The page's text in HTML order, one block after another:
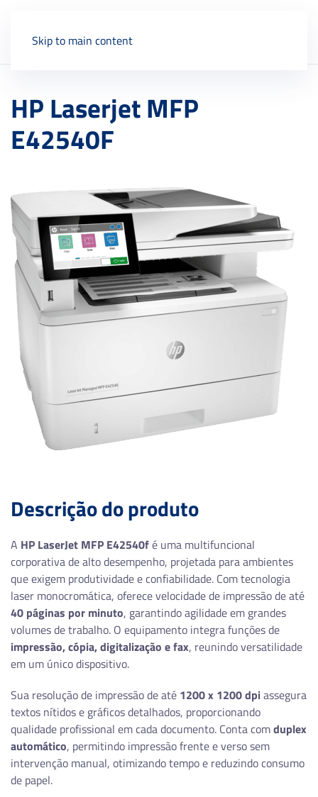
Skip to main content
HP Laserjet MFP
E42540F
Descrição do produto
A HP LaserJet MFP E42540fé uma multifuncional
corporativa de alto desempenho, projetada para ambientes
que exigem produtividade e confiabilidade. Com tecnologia
laser monocromática, oferece velocidade de impressão de até
40 páginas por minuto, garantindo agilidade em grandes
volumes de trabalho. O equipamento integra funções de
impressão, cópia, digitalização e fax, reunindo versatilidade
em um único dispositivo.
Sua resolução de impressão de até 1200 x 1200 dpiassegura
textos nítidos e gráficos detalhados, proporcionando
qualidade profissional em cada documento. Conta comduplex
automático, permitindo impressão frente e verso sem
intervenção manual, otimizando tempo e reduzindo consumo
de papel.